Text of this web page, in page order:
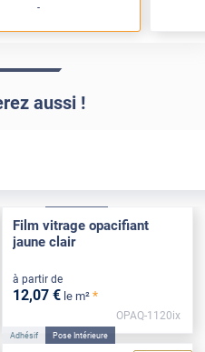
-
aussi !
Film vitrage opacifiant
jaune clair
à partir de
12,07 € le m² *
OPAQ-1120ix
Adhésif Pose Intérieure